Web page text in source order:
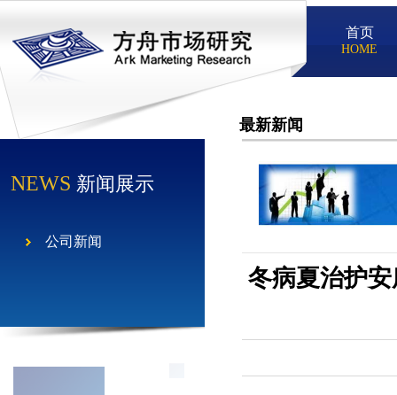
首页
HOME
最新新闻
NEWS 新闻展示
公司新闻
冬病夏治护